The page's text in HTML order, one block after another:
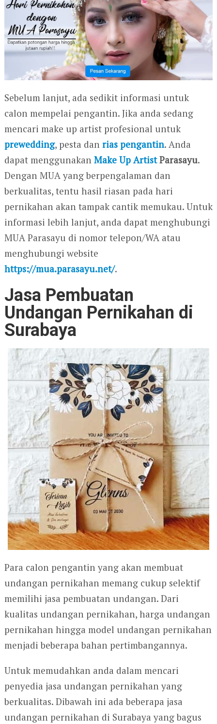
Sebelum lanjut, ada sedikit informasi untuk
calon mempelai pengantin. Jika anda sedang
mencari make up artist profesional untuk
prewedding, pesta dan rias pengantin. Anda
dapat menggunakan Make Up ArtistParasayu.
Dengan MUA yang berpengalaman dan
berkualitas, tentu hasil riasan pada hari
pernikahan akan tampak cantik memukau. Untuk
informasi lebih lanjut, anda dapat menghubungi
MUA Parasayu di nomor telepon/WA atau
menghubungi website
https://mua.parasayu.net/.
Jasa Pembuatan
Undangan Pernikahan di
Surabaya
Para calon pengantin yang akan membuat
undangan pernikahan memang cukup selektif
memilihi jasa pembuatan undangan. Dari
kualitas undangan pernikahan, harga undangan
pernikahan hingga model undangan pernikahan
menjadi beberapa bahan pertimbangannya.
Untuk memudahkan anda dalam mencari
penyedia jasa undangan pernikahan yang
berkualitas. Dibawah ini ada beberapa jasa
undangan pernikahan di Surabaya yang bagus